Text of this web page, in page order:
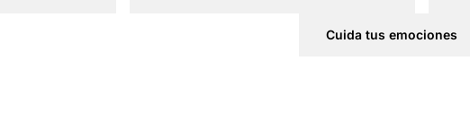
Cuida tus emociones